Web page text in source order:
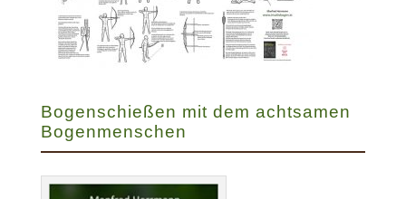
Bogenschießen mit dem achtsamen
Bogenmenschen